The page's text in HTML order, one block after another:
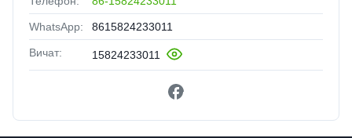
WhatsApp: 8615824233011
Вичат: 15824233011